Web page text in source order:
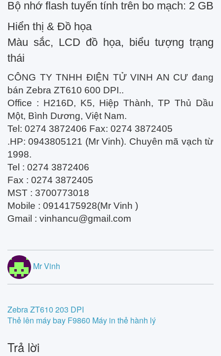
Bộ nhớ flash tuyến tính trên bo mạch: 2 GB
Hiển thị & Đồ họa
Màu sắc, LCD đồ họa, biểu tượng trạng
thái
CÔNG TY TNHH ĐIỆN TỬ VINH AN CƯ đang
bán Zebra ZT610 600 DPI..
Office : H216D, K5, Hiệp Thành, TP Thủ Dầu
Một, Bình Dương, Việt Nam.
Tel: 0274 3872406 Fax: 0274 3872405
.HP: 0943805121 (Mr Vinh). Chuyên mã vạch từ
1998.
Tel : 0274 3872406
Fax : 0274 3872405
MST : 3700773018
Mobile : 0914175928(Mr Vinh )
Gmail : vinhancu@gmail.com
Mr Vinh
Post
navigation
Zebra ZT610 203 DPI
Thẻ lên máy bay F9860 Máy in thẻ hành lý
Trả lời